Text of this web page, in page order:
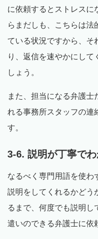
に依頼するとストレスに
らまだしも、こちらは法
ている状況ですから、そ
り、返信を速やかにし
しょう。
また、担当になる弁護士
れる事務所スタッフの連
す。
3-6. 説明が丁寧で
なるべく専門用語を使わ
説明をしてくれるかどう
るまで、何度でも説明し
遣いのできる弁護士に依